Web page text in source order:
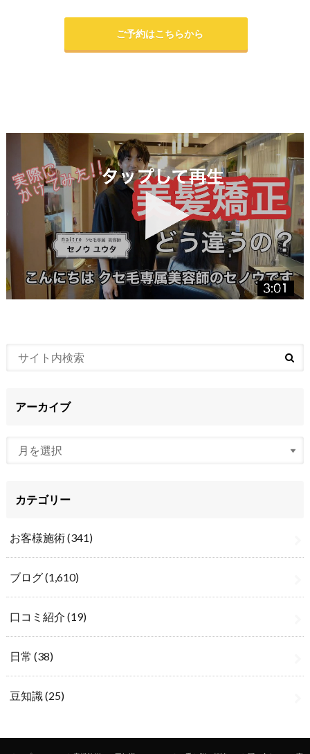
ご予約はこちらから
アーカイブ
カテゴリー
お客様施術(341)
ブログ(1,610)
口コミ紹介 (19)
日常 (38)
豆知識 (25)